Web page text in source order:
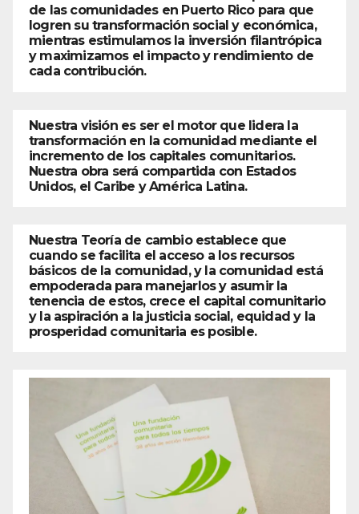
de las comunidades en Puerto Rico para que
logren su transformación social y económica,
mientras estimulamos la inversión filantrópica
y maximizamos el impacto y rendimiento de
cada contribución.
Nuestra visión es ser el motor que lidera la
transformación en la comunidad mediante el
incremento de los capitales comunitarios.
Nuestra obra será compartida con Estados
Unidos, el Caribe y América Latina.
Nuestra Teoría de cambio establece que
cuando se facilita el acceso a los recursos
básicos de la comunidad, y la comunidad está
empoderada para manejarlos y asumir la
tenencia de estos, crece el capital comunitario
y la aspiración a la justicia social, equidad y la
prosperidad comunitaria es posible.